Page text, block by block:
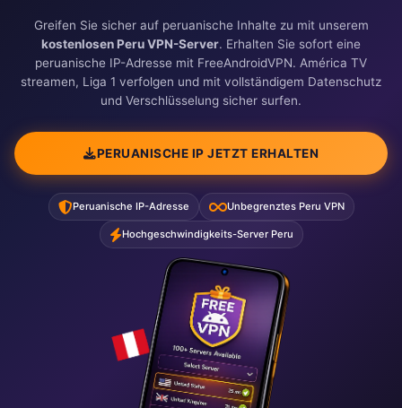
Greifen Sie sicher auf peruanische Inhalte zu mit unserem
kostenlosen Peru VPN-Server. Erhalten Sie sofort eine
peruanische IP-Adresse mit FreeAndroidVPN. América TV
streamen, Liga 1 verfolgen und mit vollständigem Datenschutz
und Verschlüsselung sicher surfen.
PERUANISCHE IP JETZT ERHALTEN
Peruanische IP-Adresse Unbegrenztes Peru VPN
Hochgeschwindigkeits-Server Peru